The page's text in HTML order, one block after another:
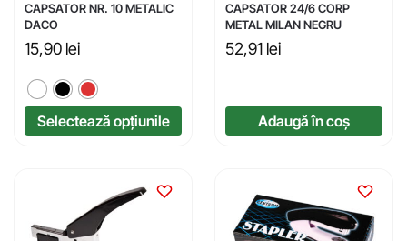
CAPSATOR NR. 10 METALIC
DACO
15,90 lei
Selectează opțiunile
CAPSATOR 24/6 CORP
METAL MILAN NEGRU
52,91 lei
Adaugă în coș